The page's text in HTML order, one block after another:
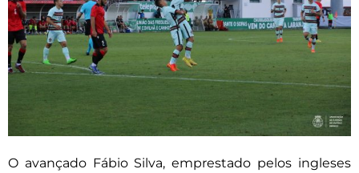
O avançado Fábio Silva, emprestado pelos ingleses